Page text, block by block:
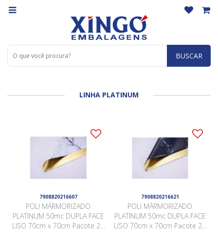
BUSCAR
LINHA PLATINUM
7908820216607
POLI MÁRMORIZADO
PLATINUM 50mc DUPLA FACE
LISO 70cm x 70cm Pacote 20
7908820216621
POLI MÁRMORIZADO
PLATINUM 50mc DUPLA FACE
LISO 70cm x 70cm Pacote 20